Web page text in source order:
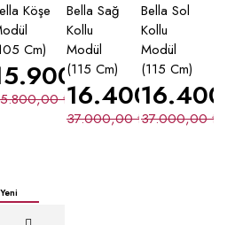
₺
Köşe
Cm)
₺
Bella Sağ
Kollu
Modül
(115 Cm)
37.000,00₺
16.400,00₺
Bella Sol
Kollu
Modül
(115 Cm)
37.000,00₺
Yeni